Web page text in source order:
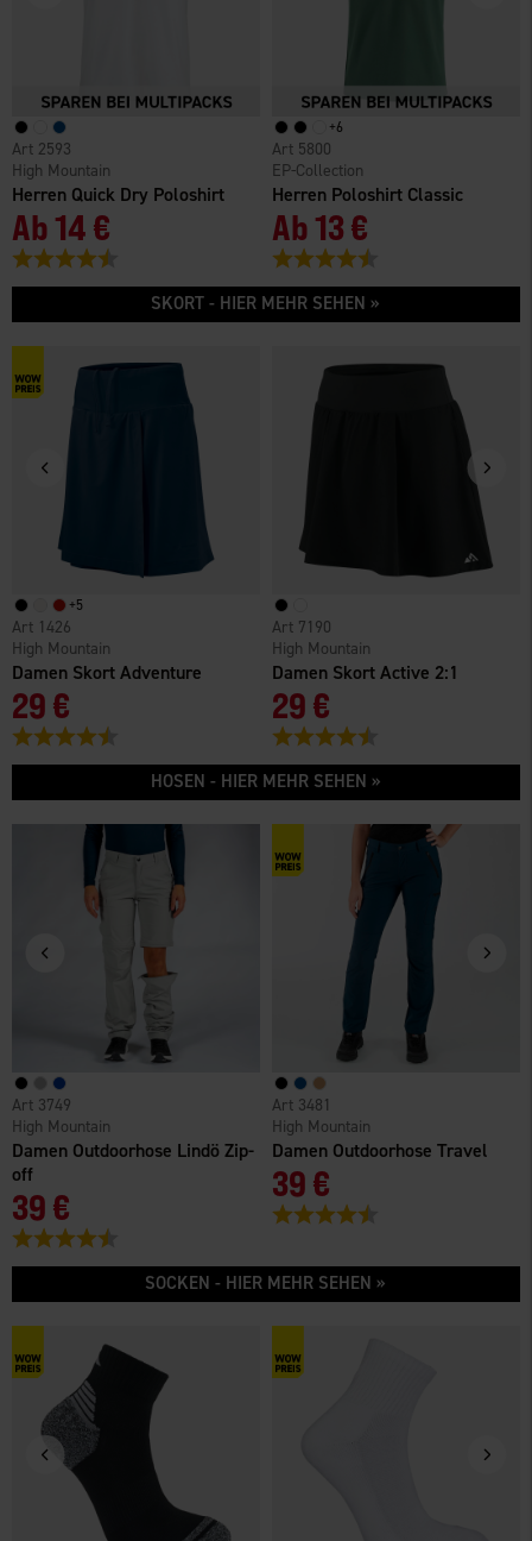
Herren Quick Dry Poloshirt
High Mountain
2593
Ab14 €
Bewertung:
+6
Herren Poloshirt Classic
EP-Collection
5800
Ab13 €
Bewertung:
SKORT - HIER MEHR SEHEN »
+5
Damen Skort Adventure
High Mountain
1426
29 €
Bewertung:
Damen Skort Active 2:1
High Mountain
7190
29 €
Bewertung:
HOSEN - HIER MEHR SEHEN »
Damen Outdoorhose Lindö Zip-
off
High Mountain
3749
39 €
Bewertung:
Damen Outdoorhose Travel
High Mountain
3481
39 €
Bewertung:
SOCKEN - HIER MEHR SEHEN »